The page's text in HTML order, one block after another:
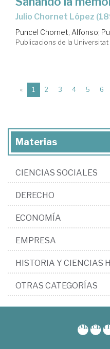
Julio Chornet López
Puncel Chornet, Alfonso;
Publicacions de la
« 1 (current)
2 3 4 5 6
Materias
CIENCIAS SOCIALES
DERECHO
ECONOMÍA
EMPRESA
HISTORIA Y CIENCIAS
OTRAS CATEGORÍAS